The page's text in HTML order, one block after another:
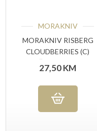
MORAKNIV
MORAKNIV RISBERG
CLOUDBERRIES (C)
UPOTREBU
27,50KM